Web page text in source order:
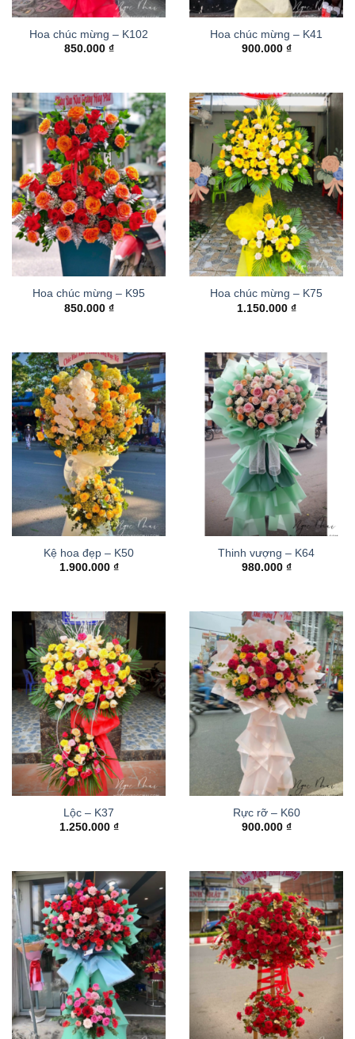
Hoa chúc mừng – K102
850.000 ₫
Hoa chúc mừng – K41
900.000 ₫
Hoa chúc mừng – K95
850.000 ₫
Hoa chúc mừng – K75
1.150.000 ₫
Kệ hoa đẹp – K50
1.900.000 ₫
Thinh vượng – K64
980.000 ₫
Lộc – K37
1.250.000 ₫
Rực rỡ – K60
900.000 ₫